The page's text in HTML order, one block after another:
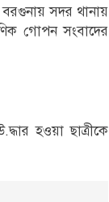
বরগুনায় সদর থানায়
গোপন সংবাদের
হওয়া ছাত্রীকে